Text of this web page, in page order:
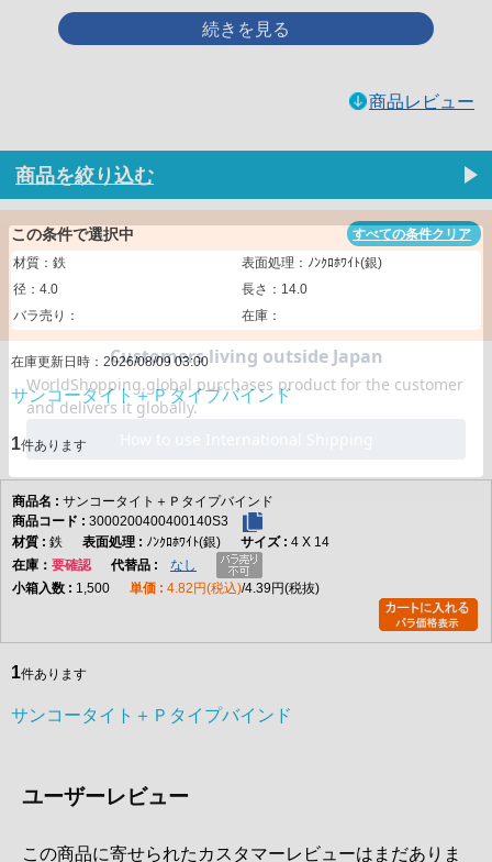
商品レビュー
商品を絞り込む
この条件で選択中
すべての条件クリア
材質：鉄
表面処理：ﾉﾝｸﾛﾎﾜｲﾄ(銀)
径：4.0
長さ：14.0
バラ売り：
在庫：
在庫更新日時：2026/08/09 03:00
サンコータイト＋Ｐタイプバインド
1件あります
サンコータイト＋Ｐタイプバインド
3000200400400140S3
鉄
ﾉﾝｸﾛﾎﾜｲﾄ(銀)
4 X 14
在庫
要確認
なし
1,500
4.82円(税込) 4.39円(税抜)
1件あります
サンコータイト＋Ｐタイプバインド
ユーザーレビュー
この商品に寄せられたカスタマーレビューはまだありま